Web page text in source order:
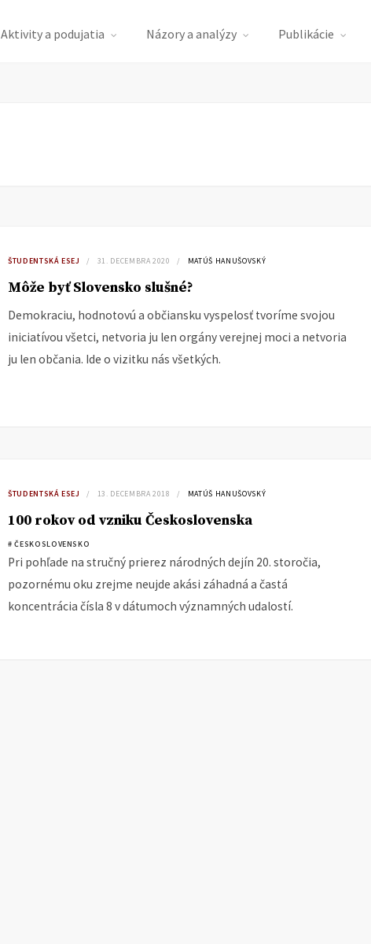
Aktivity a podujatia Názory a analýzy Publikácie
ŠTUDENTSKÁ ESEJ 31. DECEMBRA 2020 MATÚŠ HANUŠOVSKÝ
Môže byť Slovensko slušné?
Demokraciu, hodnotovú a občiansku vyspelosť tvoríme svojou
iniciatívou všetci, netvoria ju len orgány verejnej moci a netvoria
ju len občania. Ide o vizitku nás všetkých.
ŠTUDENTSKÁ ESEJ 13. DECEMBRA 2018 MATÚŠ HANUŠOVSKÝ
100 rokov od vzniku Československa
# ČESKOSLOVENSKO
Pri pohľade na stručný prierez národných dejín 20. storočia,
pozornému oku zrejme neujde akási záhadná a častá
koncentrácia čísla 8 v dátumoch významných udalostí.